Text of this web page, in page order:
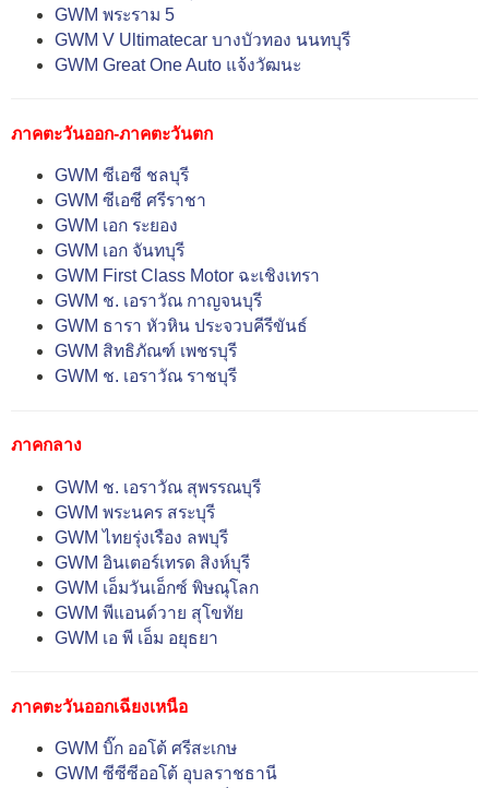
GWM พระราม 5
GWM V Ultimatecar บางบัวทอง นนทบุรี
GWM Great One Auto แจ้งวัฒนะ
ภาคตะวันออก-ภาคตะวันตก
GWM ซีเอซี ชลบุรี
GWM ซีเอซี ศรีราชา
GWM เอก ระยอง
GWM เอก จันทบุรี
GWM First Class Motor ฉะเชิงเทรา
GWM ช. เอราวัณ กาญจนบุรี
GWM ธารา หัวหิน ประจวบคีรีขันธ์
GWM สิทธิภัณฑ์ เพชรบุรี
GWM ช. เอราวัณ ราชบุรี
ภาคกลาง
GWM ช. เอราวัณ สุพรรณบุรี
GWM พระนคร สระบุรี
GWM ไทยรุ่งเรือง ลพบุรี
GWM อินเตอร์เทรด สิงห์บุรี
GWM เอ็มวันเอ็กซ์ พิษณุโลก
GWM พีแอนด์วาย สุโขทัย
GWM เอ พี เอ็ม อยุธยา
ภาคตะวันออกเฉียงเหนือ
GWM บิ๊ก ออโต้ ศรีสะเกษ
GWM ซีซีซีออโต้ อุบลราชธานี